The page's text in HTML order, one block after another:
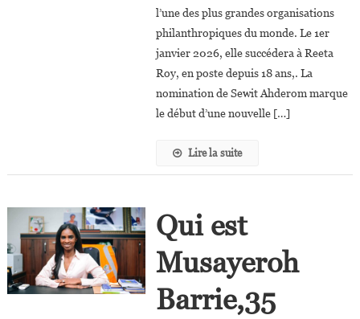
Directrice
Générale
Fondation
l’une des plus grandes organisations
philanthropiques du monde. Le 1er
janvier 2026, elle succédera à Reeta
Roy, en poste depuis 18 ans,. La
nomination de Sewit Ahderom marque
le début d’une nouvelle […]
Lire la suite
Qui est
Musayeroh
Barrie,35